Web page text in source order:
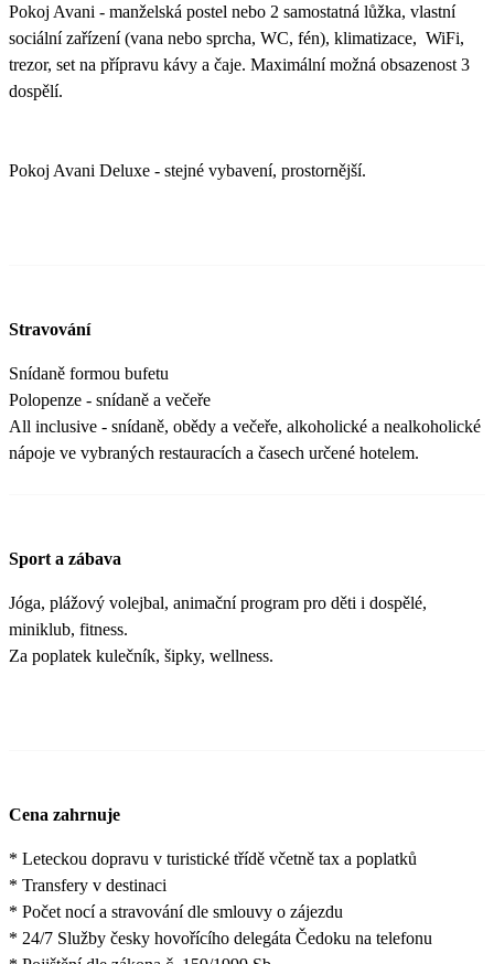
Pokoj Avani - manželská postel nebo 2 samostatná lůžka, vlastní
sociální zařízení (vana nebo sprcha, WC, fén), klimatizace, WiFi,
trezor, set na přípravu kávy a čaje. Maximální možná obsazenost 3
dospělí.
Pokoj Avani Deluxe - stejné vybavení, prostornější.
Stravování
Snídaně formou bufetu
Polopenze - snídaně a večeře
All inclusive - snídaně, obědy a večeře, alkoholické a nealkoholické
nápoje ve vybraných restauracích a časech určené hotelem.
Sport a zábava
Jóga, plážový volejbal, animační program pro děti i dospělé,
miniklub, fitness.
Za poplatek kulečník, šipky, wellness.
Cena zahrnuje
* Leteckou dopravu v turistické třídě včetně tax a poplatků
* Transfery v destinaci
* Počet nocí a stravování dle smlouvy o zájezdu
* 24/7 Služby česky hovořícího delegáta Čedoku na telefonu